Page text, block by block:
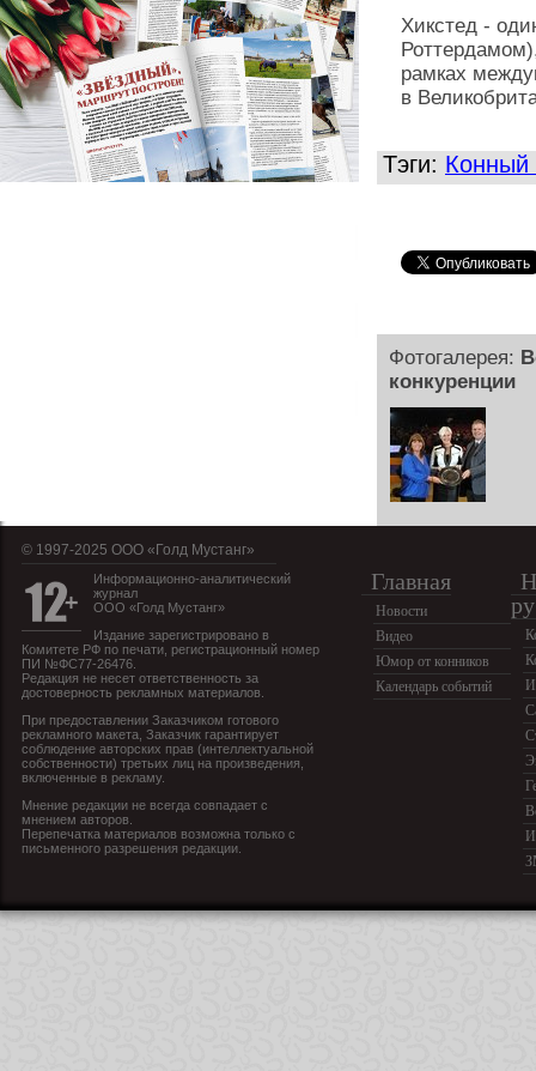
Хикстед -
рамках
в
Тэги: Конный
Фотогалерея:
конкуренции
© 1997-2025 OOO «Голд Мустанг»
Информационно-аналитический
журнал
ООО «Голд Мустанг»
Издание зарегистрировано в
Комитете РФ по печати, регистрационный номер
ПИ №ФС77-26476.
Редакция не несет ответственность за
достоверность рекламных материалов.
При предоставлении Заказчиком готового
рекламного макета, Заказчик гарантирует
соблюдение авторских прав (интеллектуальной
собственности) третьих лиц на произведения,
включенные в рекламу.
Мнение редакции не всегда совпадает с
мнением авторов.
Перепечатка материалов возможна только с
письменного разрешения редакции.
Главная
Новости
Видео
Юмор от конников
Календарь событий